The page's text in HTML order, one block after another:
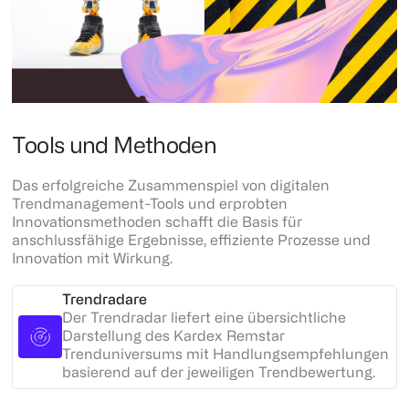
Tools und Methoden
Das erfolgreiche Zusammenspiel von digitalen
Trendmanagement-Tools und erprobten
Innovationsmethoden schafft die Basis für
anschlussfähige Ergebnisse, effiziente Prozesse und
Innovation mit Wirkung.
Trendradare
Der Trendradar liefert eine übersichtliche
Darstellung des Kardex Remstar
Trenduniversums mit Handlungsempfehlungen
basierend auf der jeweiligen Trendbewertung.